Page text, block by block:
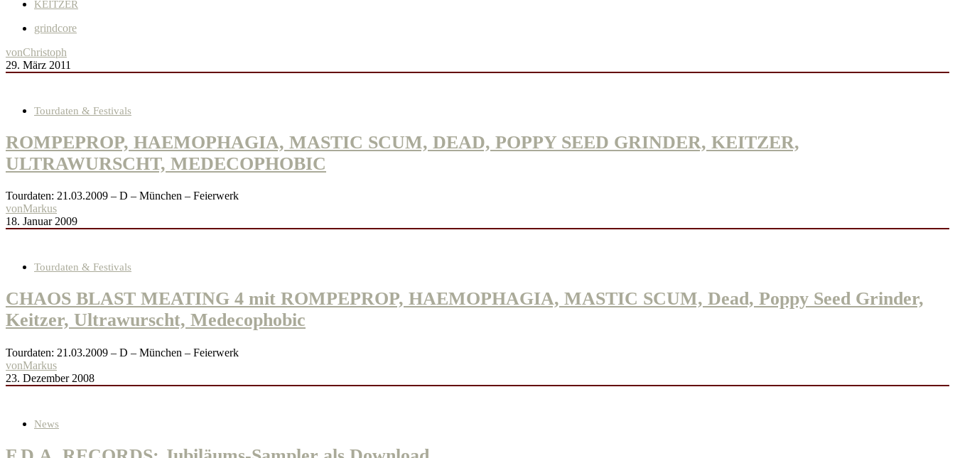
KEITZER
grindcore
vonChristoph
29. März 2011
Tourdaten & Festivals
ROMPEPROP, HAEMOPHAGIA, MASTIC SCUM, DEAD, POPPY SEED GRINDER, KEITZER,
ULTRAWURSCHT, MEDECOPHOBIC
Tourdaten: 21.03.2009 – D – München – Feierwerk
vonMarkus
18. Januar 2009
Tourdaten & Festivals
CHAOS BLAST MEATING 4 mit ROMPEPROP, HAEMOPHAGIA, MASTIC SCUM, Dead, Poppy Seed Grinder,
Keitzer, Ultrawurscht, Medecophobic
Tourdaten: 21.03.2009 – D – München – Feierwerk
vonMarkus
23. Dezember 2008
News